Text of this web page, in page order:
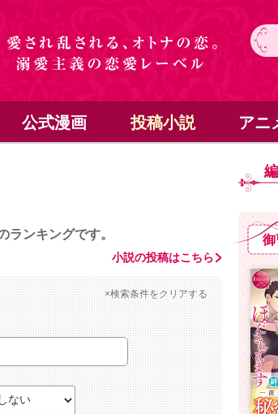
公式漫画 投稿小説 アニ
ランキングです。
小説の投稿はこちら
×検索条件をクリアする